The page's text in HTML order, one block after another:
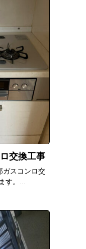
交換工事
ガスコンロ交
す。...